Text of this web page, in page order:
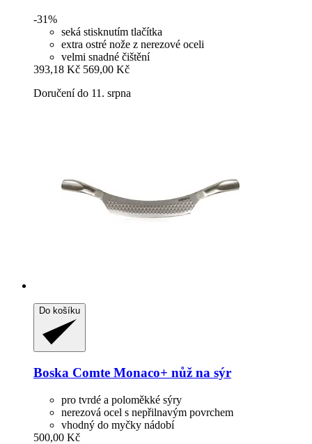
-31%
seká stisknutím tlačítka
extra ostré nože z nerezové oceli
velmi snadné čištění
393,18 Kč 569,00 Kč
Doručení do 11. srpna
Do košíku
Boska Comte Monaco+ nůž na sýr
pro tvrdé a poloměkké sýry
nerezová ocel s nepřilnavým povrchem
vhodný do myčky nádobí
500,00 Kč